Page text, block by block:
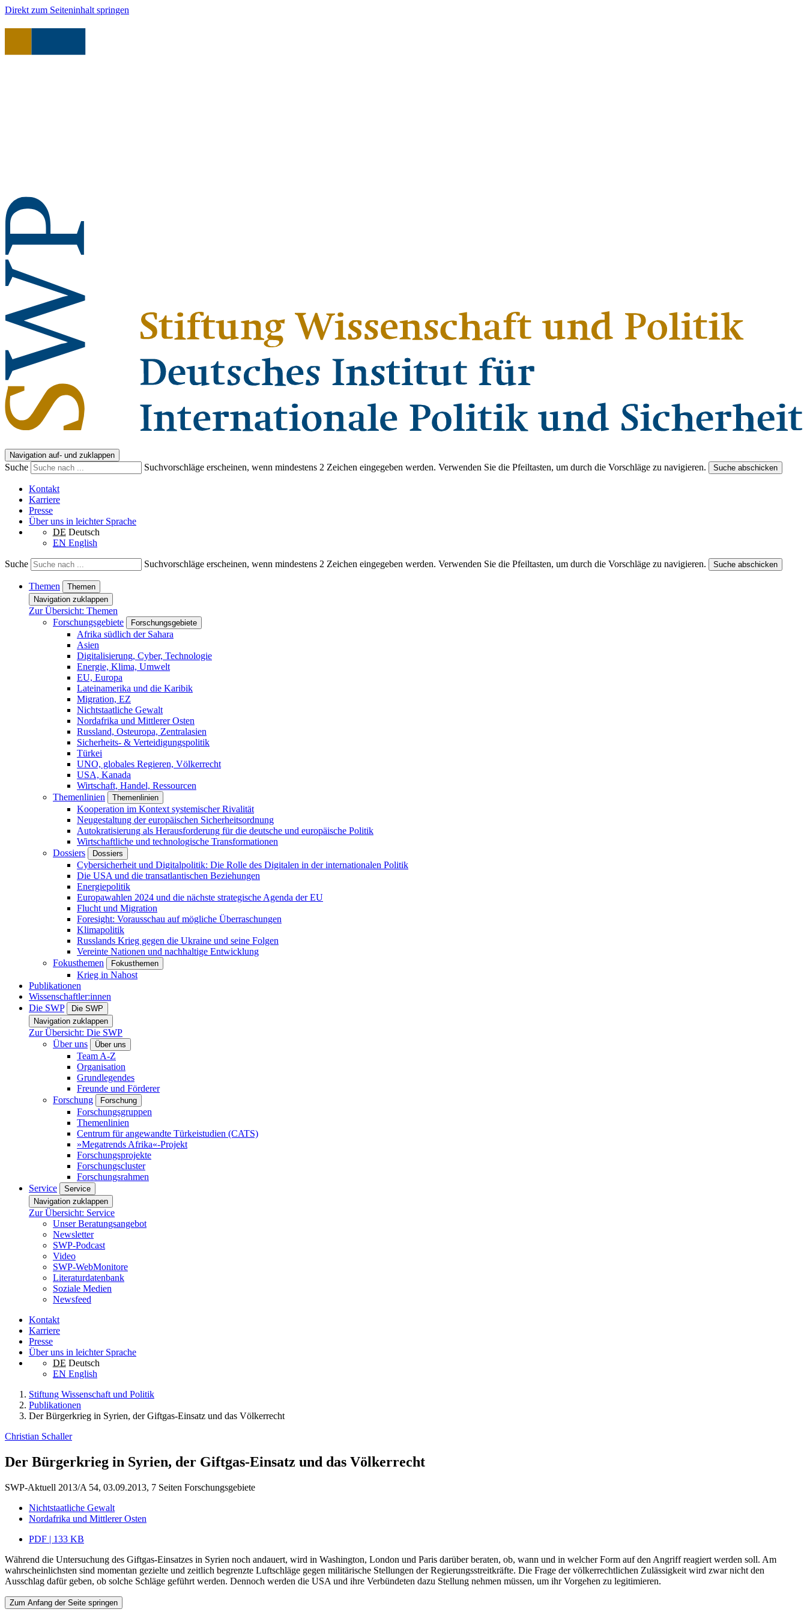
Direkt zum Seiteninhalt springen
Navigation auf- und zuklappen
Suche Suchvorschläge erscheinen, wenn mindestens 2 Zeichen eingegeben werden. Verwenden Sie die Pfeiltasten, um durch die Vorschläge zu navigieren. Suche abschicken
Kontakt
Karriere
Presse
Über uns in leichter Sprache
DE Deutsch
EN English
Suche Suchvorschläge erscheinen, wenn mindestens 2 Zeichen eingegeben werden. Verwenden Sie die Pfeiltasten, um durch die Vorschläge zu navigieren. Suche abschicken
Themen
Themen
Navigation zuklappen
Zur Übersicht: Themen
Forschungsgebiete
Forschungsgebiete
Afrika südlich der Sahara
Asien
Digitalisierung, Cyber, Technologie
Energie, Klima, Umwelt
EU, Europa
Lateinamerika und die Karibik
Migration, EZ
Nichtstaatliche Gewalt
Nordafrika und Mittlerer Osten
Russland, Osteuropa, Zentralasien
Sicherheits- & Verteidigungspolitik
Türkei
UNO, globales Regieren, Völkerrecht
USA, Kanada
Wirtschaft, Handel, Ressourcen
Themenlinien
Themenlinien
Kooperation im Kontext systemischer Rivalität
Neugestaltung der europäischen Sicherheitsordnung
Autokratisierung als Herausforderung für die deutsche und europäische Politik
Wirtschaftliche und technologische Transformationen
Dossiers
Dossiers
Cybersicherheit und Digitalpolitik: Die Rolle des Digitalen in der internationalen Politik
Die USA und die transatlantischen Beziehungen
Energiepolitik
Europawahlen 2024 und die nächste strategische Agenda der EU
Flucht und Migration
Foresight: Vorausschau auf mögliche Überraschungen
Klimapolitik
Russlands Krieg gegen die Ukraine und seine Folgen
Vereinte Nationen und nachhaltige Entwicklung
Fokusthemen
Fokusthemen
Krieg in Nahost
Publikationen
Wissenschaftler:innen
Die SWP
Die SWP
Navigation zuklappen
Zur Übersicht: Die SWP
Über uns
Über uns
Team A-Z
Organisation
Grundlegendes
Freunde und Förderer
Forschung
Forschung
Forschungsgruppen
Themenlinien
Centrum für angewandte Türkeistudien (CATS)
»Megatrends Afrika«-Projekt
Forschungsprojekte
Forschungscluster
Forschungsrahmen
Service
Service
Navigation zuklappen
Zur Übersicht: Service
Unser Beratungsangebot
Newsletter
SWP-Podcast
Video
SWP-WebMonitore
Literaturdatenbank
Soziale Medien
Newsfeed
Kontakt
Karriere
Presse
Über uns in leichter Sprache
DE Deutsch
EN English
Stiftung Wissenschaft und Politik
Publikationen
Der Bürgerkrieg in Syrien, der Giftgas-Einsatz und das Völkerrecht
Christian Schaller
Der Bürgerkrieg in Syrien, der Giftgas-Einsatz und das Völkerrecht
SWP-Aktuell 2013/A 54, 03.09.2013, 7 Seiten Forschungsgebiete
Nichtstaatliche Gewalt
Nordafrika und Mittlerer Osten
PDF | 133 KB
Während die Untersuchung des Giftgas-Einsatzes in Syrien noch andauert, wird in Washington, London und Paris darüber beraten, ob, wann und in welcher Form auf den Angriff reagiert werden soll. Am
wahrscheinlichsten sind momentan gezielte und zeitlich begrenzte Luftschläge gegen militärische Stellungen der Regierungsstreitkräfte. Die Frage der völkerrechtlichen Zulässigkeit wird zwar nicht den
Ausschlag dafür geben, ob solche Schläge geführt werden. Dennoch werden die USA und ihre Verbündeten dazu Stellung nehmen müssen, um ihr Vorgehen zu legitimieren.
Zum Anfang der Seite springen